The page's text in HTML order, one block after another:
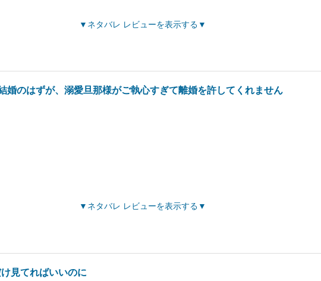
ネタバレ レビューを表示する
婚のはずが、溺愛旦那様がご執心すぎて離婚を許してくれません
ネタバレ レビューを表示する
見てればいいのに